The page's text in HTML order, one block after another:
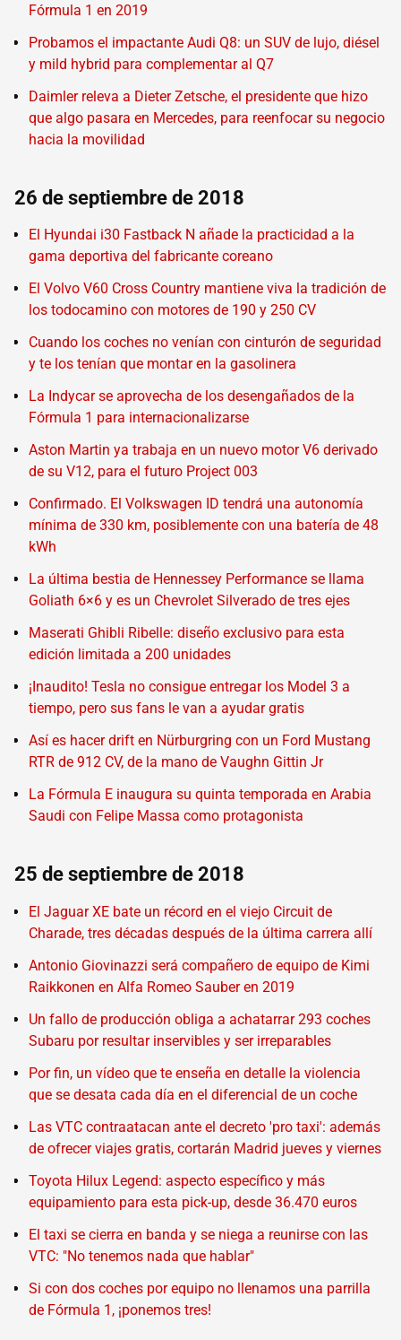
Fórmula 1 en 2019
Probamos el impactante Audi Q8: un SUV de lujo, diésel
y mild hybrid para complementar al Q7
Daimler releva a Dieter Zetsche, el presidente que hizo
que algo pasara en Mercedes, para reenfocar su negocio
hacia la movilidad
26 de septiembre de 2018
El Hyundai i30 Fastback N añade la practicidad a la
gama deportiva del fabricante coreano
El Volvo V60 Cross Country mantiene viva la tradición de
los todocamino con motores de 190 y 250 CV
Cuando los coches no venían con cinturón de seguridad
y te los tenían que montar en la gasolinera
La Indycar se aprovecha de los desengañados de la
Fórmula 1 para internacionalizarse
Aston Martin ya trabaja en un nuevo motor V6 derivado
de su V12, para el futuro Project 003
Confirmado. El Volkswagen ID tendrá una autonomía
mínima de 330 km, posiblemente con una batería de 48
kWh
La última bestia de Hennessey Performance se llama
Goliath 6×6 y es un Chevrolet Silverado de tres ejes
Maserati Ghibli Ribelle: diseño exclusivo para esta
edición limitada a 200 unidades
¡Inaudito! Tesla no consigue entregar los Model 3 a
tiempo, pero sus fans le van a ayudar gratis
Así es hacer drift en Nürburgring con un Ford Mustang
RTR de 912 CV, de la mano de Vaughn Gittin Jr
La Fórmula E inaugura su quinta temporada en Arabia
Saudi con Felipe Massa como protagonista
25 de septiembre de 2018
El Jaguar XE bate un récord en el viejo Circuit de
Charade, tres décadas después de la última carrera allí
Antonio Giovinazzi será compañero de equipo de Kimi
Raikkonen en Alfa Romeo Sauber en 2019
Un fallo de producción obliga a achatarrar 293 coches
Subaru por resultar inservibles y ser irreparables
Por fin, un vídeo que te enseña en detalle la violencia
que se desata cada día en el diferencial de un coche
Las VTC contraatacan ante el decreto 'pro taxi': además
de ofrecer viajes gratis, cortarán Madrid jueves y viernes
Toyota Hilux Legend: aspecto específico y más
equipamiento para esta pick-up, desde 36.470 euros
El taxi se cierra en banda y se niega a reunirse con las
VTC: "No tenemos nada que hablar"
Si con dos coches por equipo no llenamos una parrilla
de Fórmula 1, ¡ponemos tres!